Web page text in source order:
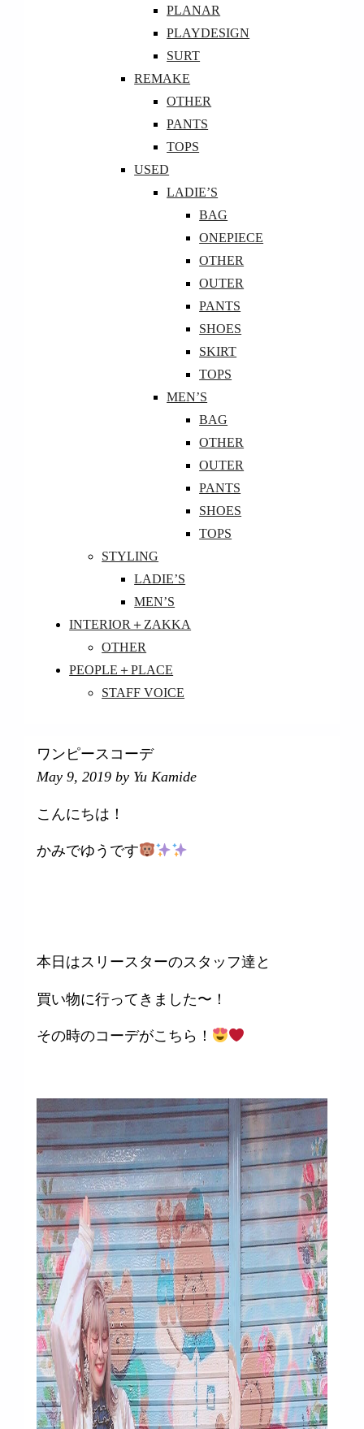
PLANAR
PLAYDESIGN
SURT
REMAKE
OTHER
PANTS
TOPS
USED
LADIE’S
BAG
ONEPIECE
OTHER
OUTER
PANTS
SHOES
SKIRT
TOPS
MEN’S
BAG
OTHER
OUTER
PANTS
SHOES
TOPS
STYLING
LADIE’S
MEN’S
INTERIOR＋ZAKKA
OTHER
PEOPLE＋PLACE
STAFF VOICE
ワンピースコーデ
May 9, 2019 by Yu Kamide
こんにちは！
かみでゆうです
本日はスリースターのスタッフ達と
買い物に行ってきました〜！
その時のコーデがこちら！